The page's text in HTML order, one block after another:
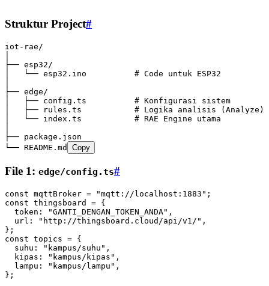
Struktur Project#
iot-rae/
├── esp32/
│   └── esp32.ino          # Code untuk ESP32
├── edge/
│   ├── config.ts          # Konfigurasi sistem
│   ├── rules.ts           # Logika analisis (Analyze)
│   └── index.ts           # RAE Engine utama
├── package.json
└── README.md
Copy
File 1: edge/config.ts#
const mqttBroker = "mqtt://localhost:1883" ;
const thingsboard = {
  token
: "GANTI_DENGAN_TOKEN_ANDA" ,
  url
: "http://thingsboard.cloud/api/v1/" ,
};
const topics = {
  suhu
: "kampus/suhu" ,
  kipas
: "kampus/kipas" ,
  lampu
: "kampus/lampu" ,
};